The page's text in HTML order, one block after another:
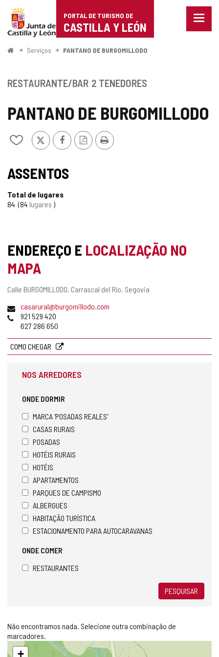
Portal
de
Turismo
Castilla
León
PORTAL DE TURISMO DE
CASTILLA Y LEÓN
Menu
ComeçoServiços PANTANO DE BURGOMILLODO
PANTANO DE BURGOMILLODO
Adicionar
de
meus
x FacebookVersão
PDF
Imprimir
RESTAURANTE/BAR 2 TENEDORES
ASSENTOS
Total de lugares
84 84 lugares
ENDEREÇO E LOCALIZAÇÃO NO
MAPA
Endereço
Calle BURGOMILLODO. Carrascal del Río. Segovia
Endereço
de
email
casarural@burgomillodo.com
Telefones
921 529 420
627 286 650
COMO CHEGAR
NOS ARREDORES
ONDE DORMIR
MARCA 'POSADAS REALES'
CASAS RURAIS
POSADAS
HOTÉIS RURAIS
HOTÉIS
APARTAMENTOS
PARQUES DE CAMPISMO
ALBERGUES
HABITAÇÃO TURÍSTICA
ESTACIONAMENTO PARA AUTOCARAVANAS
ONDE COMER
RESTAURANTES
PESQUISAR
Não encontramos nada. Selecione outra combinação de
marcadores.
Pular
mapa
+